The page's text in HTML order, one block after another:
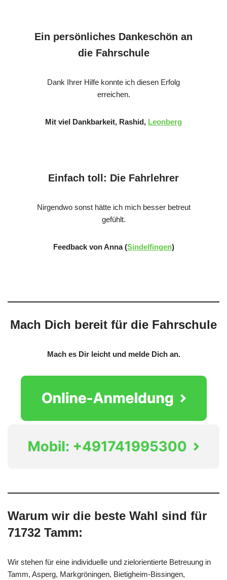
Ein persönliches Dankeschön an
die Fahrschule
Dank Ihrer Hilfe konnte ich diesen Erfolg
erreichen.
Mit viel Dankbarkeit, Rashid, Leonberg
Einfach toll: Die Fahrlehrer
Nirgendwo sonst hätte ich mich besser betreut
gefühlt.
Feedback von Anna (Sindelfingen)
Mach Dich bereit für die Fahrschule
Mach es Dir leicht und melde Dich an.
Warum wir die beste Wahl sind für
71732 Tamm:
Wir stehen für eine individuelle und zielorientierte Betreuung in
Tamm, Asperg, Markgröningen, Bietigheim-Bissingen,